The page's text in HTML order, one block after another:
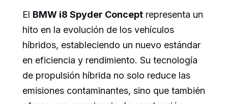
El BMW i8 Spyder Concept representa un
hito en la evolución de los vehículos
híbridos, estableciendo un nuevo estándar
en eficiencia y rendimiento. Su tecnología
de propulsión híbrida no solo reduce las
emisiones contaminantes, sino que también